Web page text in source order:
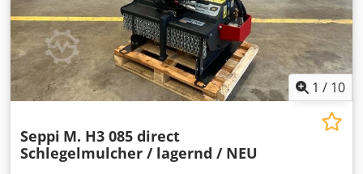
1 / 10
Seppi M. H3 085 direct
Schlegelmulcher / lagernd / NEU